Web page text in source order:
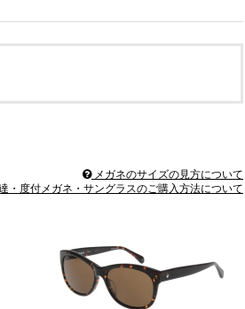
メガネのサイズの見方について
・度付メガネ・サングラスのご購入方法について